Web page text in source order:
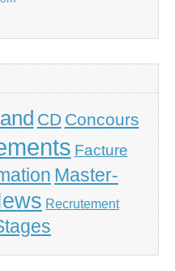
CD Concours
Facture
Master-
Recrutement